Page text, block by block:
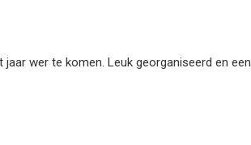
wer te komen. Leuk georganiseerd en een